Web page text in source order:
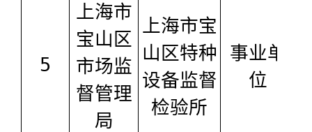
5
上海市
宝山区
市场监
督管理
局
上海市宝
山区特种
设备监督
检验所
事业单
位